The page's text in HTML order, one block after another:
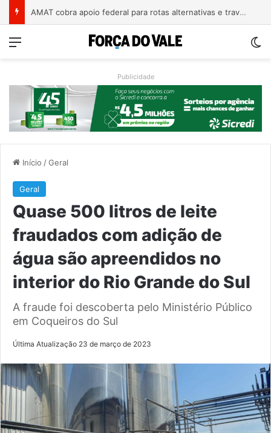
A arte de projetar o dom de cuidar
Menu
Publicidade
Início /Geral
Geral
Quase 500 litros de leite
fraudados com adição de
água são apreendidos no
interior do Rio Grande do Sul
A fraude foi descoberta pelo Ministério Público
em Coqueiros do Sul
Última Atualização 23 de março de 2023